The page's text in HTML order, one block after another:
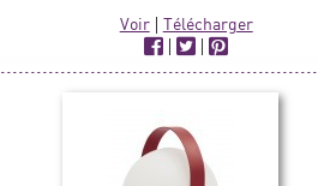
Voir| Télécharger
|
|